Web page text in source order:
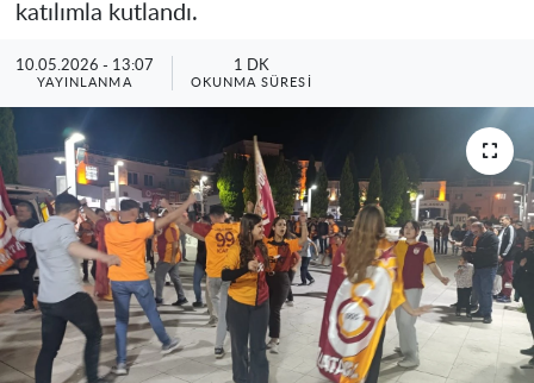
katılımla kutlandı.
10.05.2026 - 13:07
YAYINLANMA
1 DK
OKUNMA SÜRESI